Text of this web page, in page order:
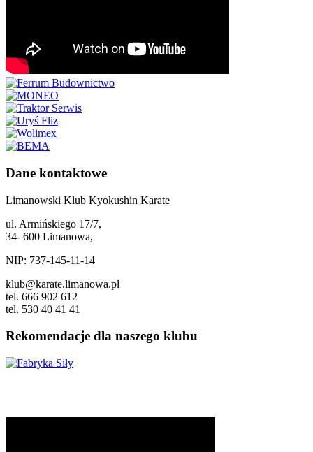
Dane kontaktowe
Limanowski Klub Kyokushin Karate
ul. Armińskiego 17/7,
34- 600 Limanowa,
NIP: 737-145-11-14
klub@karate.limanowa.pl
tel. 666 902 612
tel. 530 40 41 41
Rekomendacje dla naszego klubu